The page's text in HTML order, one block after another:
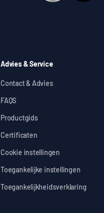
Advies & Service
Contact & Advies
FAQS
Productgids
Certificaten
Cookie instellingen
Toegankelijke instellingen
Toegankelijkheidsverklaring